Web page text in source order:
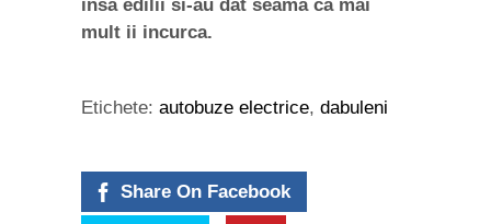
insa edilii si-au dat seama ca mai
mult ii incurca.
Etichete: autobuze electrice, dabuleni
Share On Facebook